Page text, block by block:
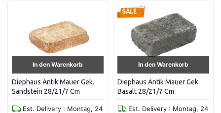
In den Warenkorb
Diephaus Antik Mauer Gek.
Sandstein 28/21/7 Cm
Est. Delivery : Montag, 24
In den Warenkorb
Diephaus Antik Mauer Gek.
Basalt 28/21/7 Cm
Est. Delivery : Montag, 24